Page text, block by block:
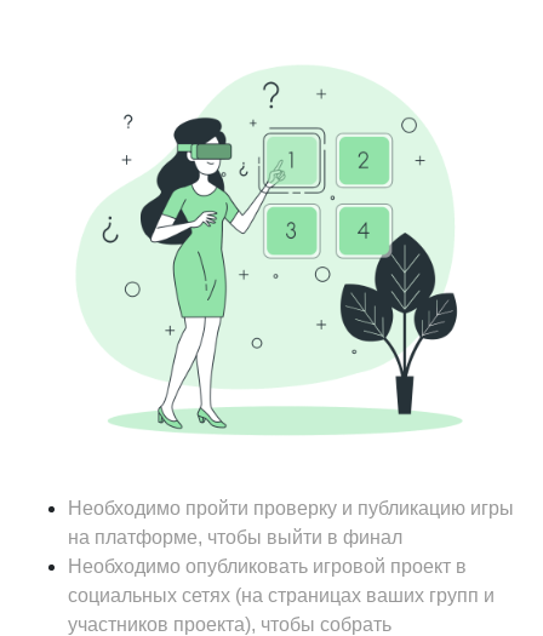
Необходимо пройти проверку и публикацию игры
на платформе, чтобы выйти в финал
Необходимо опубликовать игровой проект в
социальных сетях (на страницах ваших групп и
участников проекта), чтобы собрать